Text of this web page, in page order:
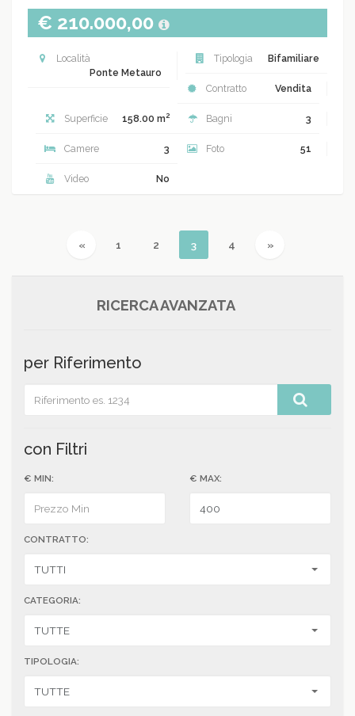
€ 210.000,00
Località
Ponte Metauro
Tipologia Bifamiliare
Contratto Vendita
Superficie 158.00 m2 Bagni 3
Camere 3 Foto 51
Video No
« Previous
1 2 3(current)
4 »
RICERCA AVANZATA
per Riferimento
con Filtri
€ MIN: € MAX:
CONTRATTO:
CATEGORIA:
TIPOLOGIA: